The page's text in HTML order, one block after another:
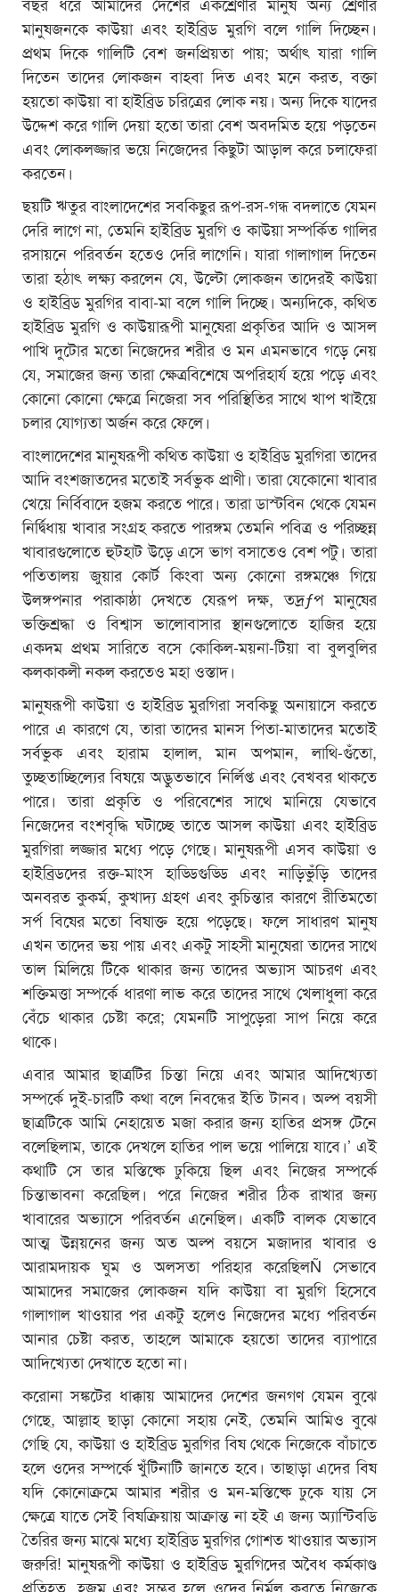
মানুষজনকে কাউয়া এবং হাইব্রিড মুরগি বলে গালি দিচ্ছেন।
প্রথম দিকে গালিটি বেশ জনপ্রিয়তা পায়; অর্থাৎ যারা গালি
দিতেন তাদের লোকজন বাহবা দিত এবং মনে করত, বক্তা
হয়তো কাউয়া বা হাইব্রিড চরিত্রের লোক নয়। অন্য দিকে যাদের
উদ্দেশ করে গালি দেয়া হতো তারা বেশ অবদমিত হয়ে পড়তেন
এবং লোকলজ্জার ভয়ে নিজেদের কিছুটা আড়াল করে চলাফেরা
করতেন।
ছয়টি ঋতুর বাংলাদেশের সবকিছুর রূপ-রস-গন্ধ বদলাতে যেমন
দেরি লাগে না, তেমনি হাইব্রিড মুরগি ও কাউয়া সম্পর্কিত গালির
রসায়নে পরিবর্তন হতেও দেরি লাগেনি। যারা গালাগাল দিতেন
তারা হঠাৎ লক্ষ্য করলেন যে, উল্টো লোকজন তাদেরই কাউয়া
ও হাইব্রিড মুরগির বাবা-মা বলে গালি দিচ্ছে। অন্যদিকে, কথিত
হাইব্রিড মুরগি ও কাউয়ারূপী মানুষেরা প্রকৃতির আদি ও আসল
পাখি দুটোর মতো নিজেদের শরীর ও মন এমনভাবে গড়ে নেয়
যে, সমাজের জন্য তারা ক্ষেত্রবিশেষে অপরিহার্য হয়ে পড়ে এবং
কোনো কোনো ক্ষেত্রে নিজেরা সব পরিস্থিতির সাথে খাপ খাইয়ে
চলার যোগ্যতা অর্জন করে ফেলে।
বাংলাদেশের মানুষরূপী কথিত কাউয়া ও হাইব্রিড মুরগিরা তাদের
আদি বংশজাতদের মতোই সর্বভুক প্রাণী। তারা যেকোনো খাবার
খেয়ে নির্বিবাদে হজম করতে পারে। তারা ডাস্টবিন থেকে যেমন
নির্দ্বিধায় খাবার সংগ্রহ করতে পারঙ্গম তেমনি পবিত্র ও পরিচ্ছন্ন
খাবারগুলোতে হুটহাট উড়ে এসে ভাগ বসাতেও বেশ পটু। তারা
পতিতালয় জুয়ার কোর্ট কিংবা অন্য কোনো রঙ্গমঞ্চে গিয়ে
উলঙ্গপনার পরাকাষ্ঠা দেখতে যেরূপ দক্ষ, তদ্রƒপ মানুষের
ভক্তিশ্রদ্ধা ও বিশ্বাস ভালোবাসার স্থানগুলোতে হাজির হয়ে
একদম প্রথম সারিতে বসে কোকিল-ময়না-টিয়া বা বুলবুলির
কলকাকলী নকল করতেও মহা ওস্তাদ।
মানুষরূপী কাউয়া ও হাইব্রিড মুরগিরা সবকিছু অনায়াসে করতে
পারে এ কারণে যে, তারা তাদের মানস পিতা-মাতাদের মতোই
সর্বভুক এবং হারাম হালাল, মান অপমান, লাথি-গুঁতো,
তুচ্ছতাচ্ছিল্যের বিষয়ে অদ্ভুতভাবে নির্লিপ্ত এবং বেখবর থাকতে
পারে। তারা প্রকৃতি ও পরিবেশের সাথে মানিয়ে যেভাবে
নিজেদের বংশবৃদ্ধি ঘটাচ্ছে তাতে আসল কাউয়া এবং হাইব্রিড
মুরগিরা লজ্জার মধ্যে পড়ে গেছে। মানুষরূপী এসব কাউয়া ও
হাইব্রিডদের রক্ত-মাংস হাড্ডিগুড্ডি এবং নাড়িভুঁড়ি তাদের
অনবরত কুকর্ম, কুখাদ্য গ্রহণ এবং কুচিন্তার কারণে রীতিমতো
সর্প বিষের মতো বিষাক্ত হয়ে পড়েছে। ফলে সাধারণ মানুষ
এখন তাদের ভয় পায় এবং একটু সাহসী মানুষেরা তাদের সাথে
তাল মিলিয়ে টিকে থাকার জন্য তাদের অভ্যাস আচরণ এবং
শক্তিমত্তা সম্পর্কে ধারণা লাভ করে তাদের সাথে খেলাধুলা করে
বেঁচে থাকার চেষ্টা করে; যেমনটি সাপুড়েরা সাপ নিয়ে করে
থাকে।
এবার আমার ছাত্রটির চিন্তা নিয়ে এবং আমার আদিখ্যেতা
সম্পর্কে দুই-চারটি কথা বলে নিবন্ধের ইতি টানব। অল্প বয়সী
ছাত্রটিকে আমি নেহায়েত মজা করার জন্য হাতির প্রসঙ্গ টেনে
বলেছিলাম, তাকে দেখলে হাতির পাল ভয়ে পালিয়ে যাবে।’ এই
কথাটি সে তার মস্তিষ্কে ঢুকিয়ে ছিল এবং নিজের সম্পর্কে
চিন্তাভাবনা করেছিল। পরে নিজের শরীর ঠিক রাখার জন্য
খাবারের অভ্যাসে পরিবর্তন এনেছিল। একটি বালক যেভাবে
আত্ম উন্নয়নের জন্য অত অল্প বয়সে মজাদার খাবার ও
আরামদায়ক ঘুম ও অলসতা পরিহার করেছিলÑ সেভাবে
আমাদের সমাজের লোকজন যদি কাউয়া বা মুরগি হিসেবে
গালাগাল খাওয়ার পর একটু হলেও নিজেদের মধ্যে পরিবর্তন
আনার চেষ্টা করত, তাহলে আমাকে হয়তো তাদের ব্যাপারে
আদিখ্যেতা দেখাতে হতো না।
করোনা সঙ্কটের ধাক্কায় আমাদের দেশের জনগণ যেমন বুঝে
গেছে, আল্লাহ ছাড়া কোনো সহায় নেই, তেমনি আমিও বুঝে
গেছি যে, কাউয়া ও হাইব্রিড মুরগির বিষ থেকে নিজেকে বাঁচাতে
হলে ওদের সম্পর্কে খুঁটিনাটি জানতে হবে। তাছাড়া এদের বিষ
যদি কোনোক্রমে আমার শরীর ও মন-মস্তিষ্কে ঢুকে যায় সে
ক্ষেত্রে যাতে সেই বিষক্রিয়ায় আক্রান্ত না হই এ জন্য অ্যান্টিবডি
তৈরির জন্য মাঝে মধ্যে হাইব্রিড মুরগির গোশত খাওয়ার অভ্যাস
জরুরি! মানুষরূপী কাউয়া ও হাইব্রিড মুরগিদের অবৈধ কর্মকাণ্ড
প্রতিহত, হজম এবং সম্ভব হলে ওদের নির্মূল করতে নিজেকে